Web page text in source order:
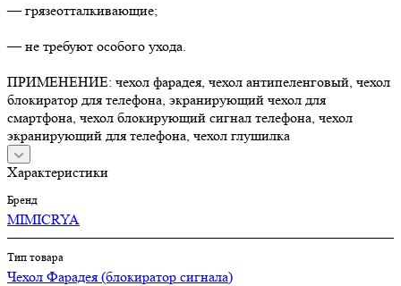
— грязеотталкивающие;
— не требуют особого ухода.
ПРИМЕНЕНИЕ: чехол фарадея, чехол антипеленговый, чехол
блокиратор для телефона, экранирующий чехол для
смартфона, чехол блокирующий сигнал телефона, чехол
экранирующий для телефона, чехол глушилка
Характеристики
Бренд
MIMICRYA
Тип товара
Чехол Фарадея (блокиратор сигнала)